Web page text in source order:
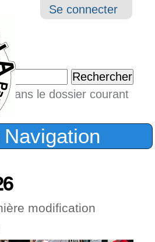
Outils
Se connecter
dans le dossier courant
modification